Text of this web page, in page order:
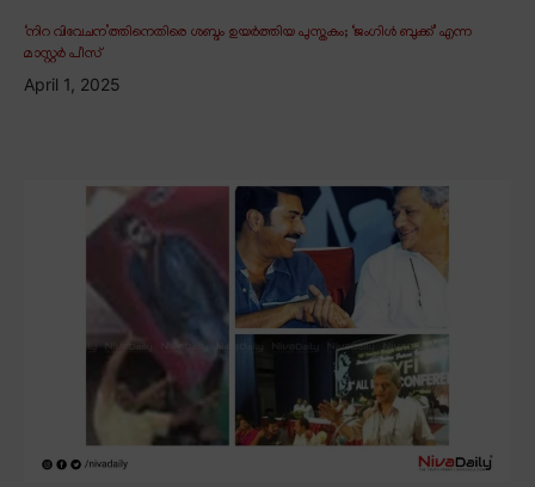
‘നിറ വിവേചന’ത്തിനെതിരെ ശബ്ദം ഉയർത്തിയ പുസ്തകം; ‘ജംഗിൾ ബുക്ക്’ എന്ന
മാസ്റ്റർ പീസ്
April 1, 2025